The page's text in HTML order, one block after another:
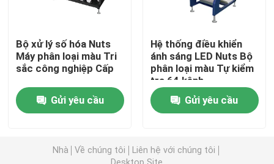
Máy phân loại màu lúa mì
máy tách màu hạt điều
máy phân loại màu đậu phộng
Bộ xử lý số hóa Nuts
Máy phân loại màu Tri
sắc công nghiệp Cấp
Gửi yêu cầu
Hệ thống điều khiển
ánh sáng LED Nuts Bộ
phân loại màu Tự kiểm
tra 64 kênh
Gửi yêu cầu
Nhà Về chúng tôi
Liên hệ với chúng tôi